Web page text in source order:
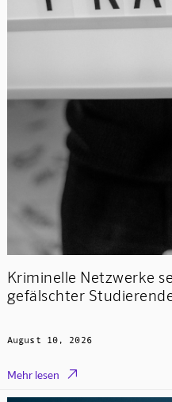
Kriminelle Netzwerke
gefälschter
August 10, 2026
Mehr lesen 